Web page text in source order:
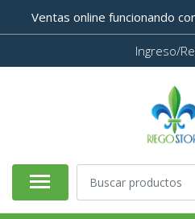
Ventas online funcionando
Ingreso/